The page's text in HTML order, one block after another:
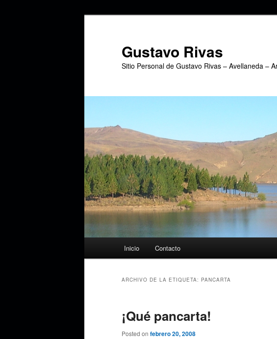
Gustavo Rivas
Sitio Personal de Gustavo Rivas – Avellaneda –
Inicio Contacto
ARCHIVO DE LA ETIQUETA: PANCARTA
¡Qué pancarta!
Posted on febrero 20, 2008